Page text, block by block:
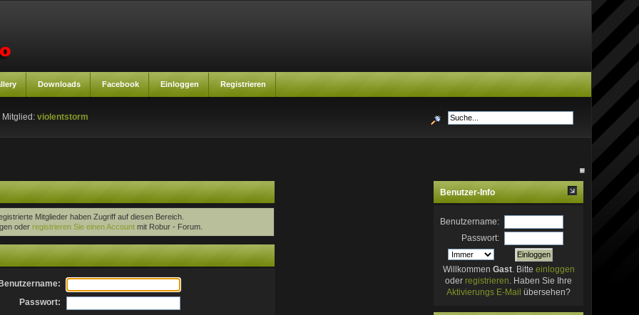
Downloads Facebook Einloggen Registrieren
Mitglied:violentstorm
Mitglieder haben Zugriff auf diesen Bereich.
oder registrieren Sie einen Accountmit Robur - Forum.
Passwort:
Benutzer-Info
Benutzername:
Passwort:
Willkommen Gast. Bitte einloggen
oder registrieren . Haben Sie Ihre
Aktivierungs E-Mail übersehen?